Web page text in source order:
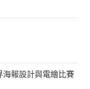
海報設計與電繪比賽